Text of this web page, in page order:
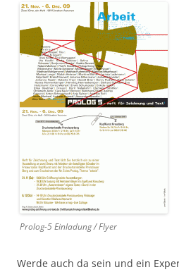
Prolog-5 Einladung / Flyer
Werde auch da sein und ein